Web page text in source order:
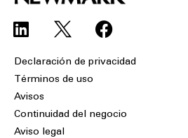
L
i
n
k
e
d
F
a
o
Declaración de privacidad
Términos de uso
Avisos
Continuidad del negocio
Aviso legal